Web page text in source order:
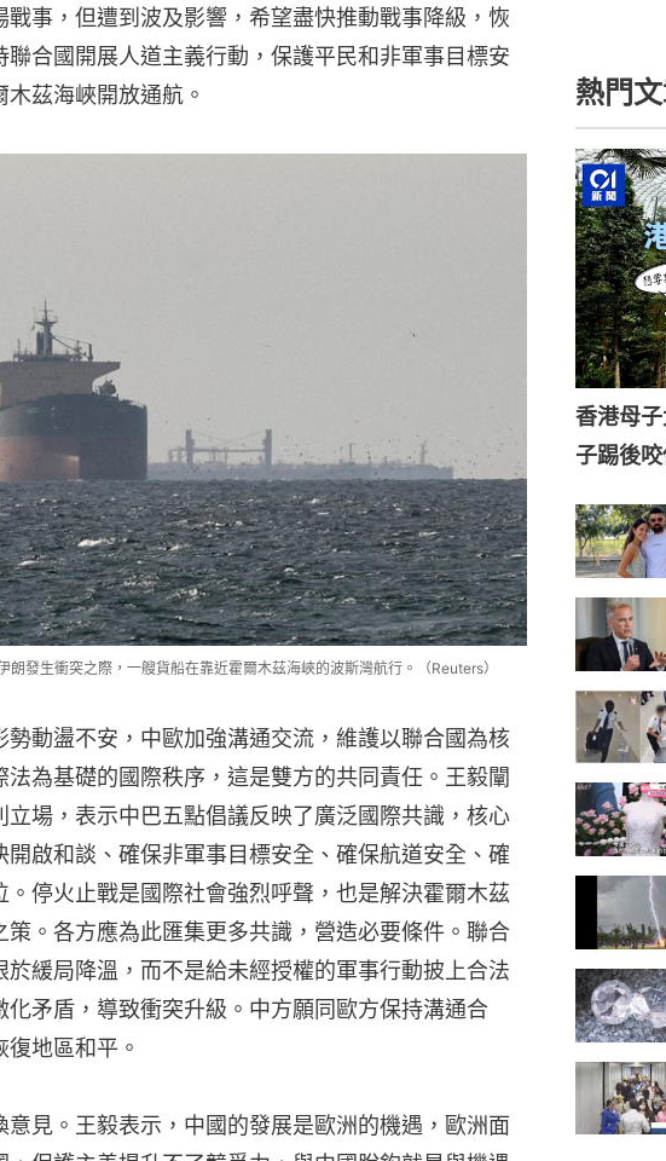
戰事，但遭到波及影響，希望盡快推動戰事降級，恢
聯合國開展人道主義行動，保護平民和非軍事目標安
茲海峽開放通航。
朗發生衝突之際，一艘貨船在靠近霍爾木茲海峽的波斯灣航行。（Reuters）
勢動盪不安，中歐加強溝通交流，維護以聯合國為核
法為基礎的國際秩序，這是雙方的共同責任。王毅闡
立場，表示中巴五點倡議反映了廣泛國際共識，核心
開啟和談、確保非軍事目標安全、確保航道安全、確
。停火止戰是國際社會強烈呼聲，也是解決霍爾木茲
策。各方應為此匯集更多共識，營造必要條件。聯合
於緩局降溫，而不是給未經授權的軍事行動披上合法
化矛盾，導致衝突升級。中方願同歐方保持溝通合
地區和平。
意見。王毅表示，中國的發展是歐洲的機遇，歐洲面
熱門
香港母
子踢後